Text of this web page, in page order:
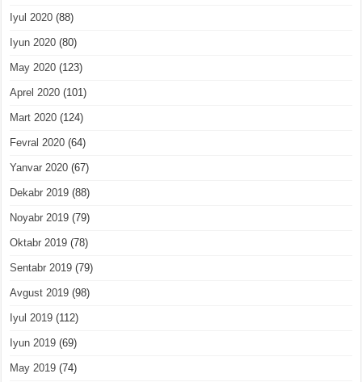
Iyul 2020 (88)
Iyun 2020 (80)
May 2020 (123)
Aprel 2020 (101)
Mart 2020 (124)
Fevral 2020 (64)
Yanvar 2020 (67)
Dekabr 2019 (88)
Noyabr 2019 (79)
Oktabr 2019 (78)
Sentabr 2019 (79)
Avgust 2019 (98)
Iyul 2019 (112)
Iyun 2019 (69)
May 2019 (74)